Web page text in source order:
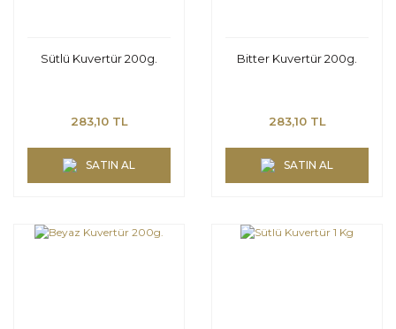
Sütlü Kuvertür 200g.
283,10 TL
SATIN AL
Bitter Kuvertür 200g.
283,10 TL
SATIN AL